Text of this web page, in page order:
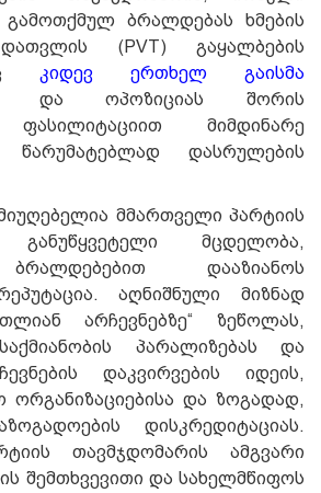
გამოთქმულ ბრალდებას ხმების
(PVT) გაყალბების
კიდევ ერთხელ გაისმა
და ოპოზიციას შორის
ფასილიტაციით მიმდინარე
წარუმატებლად დასრულების
მმართველი პარტიის
განუწყვეტელი მცდელობა,
დააზიანოს
აღნიშნული მიზნად
არჩევნებზე“ ზეწოლას,
პარალიზებას და
დაკვირვების იდეის,
ორგანიზაციებისა და ზოგადად,
დისკრედიტაციას.
თავმჯდომარის ამგვარი
შემთხვევითი და სახელმწიფოს